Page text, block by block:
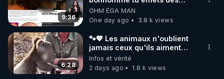
9:36
ondes ils ont juste omis de
t'expliquer
OHM ÉGA MAN
One day ago
3.8 k views
6:28
🐾💖 Les animaux n'oublient
jamais ceux qu'ils aiment…
🥹❤️
Infos et vérité
2 days ago
1.8 k views